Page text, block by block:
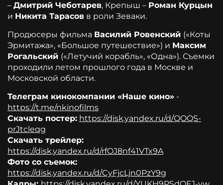
– Дмитрий Чеботарев, Крепыш – Роман Курцын
и Никита Тарасов в роли Зеваки.
Продюсеры фильма Василий Ровенский («Коты
Эрмитажа», «Большое путешествие») и Максим
Рогальский («Летучий корабль», «Одна»). Съемки
проходили летом прошлого года в Москве и
Московской области.
Телеграм кинокомпании «Наше кино» -
https://t.me/nkinofilms
Скачать постер: https://disk.yandex.ru/d/QOQS-
prJtcleqg
Скачать трейлер:
https://disk.yandex.ru/d/rfOJ8nf41VTx9A
Фото со съемок:
https://disk.yandex.ru/d/CyFjcLjn0PzY9g